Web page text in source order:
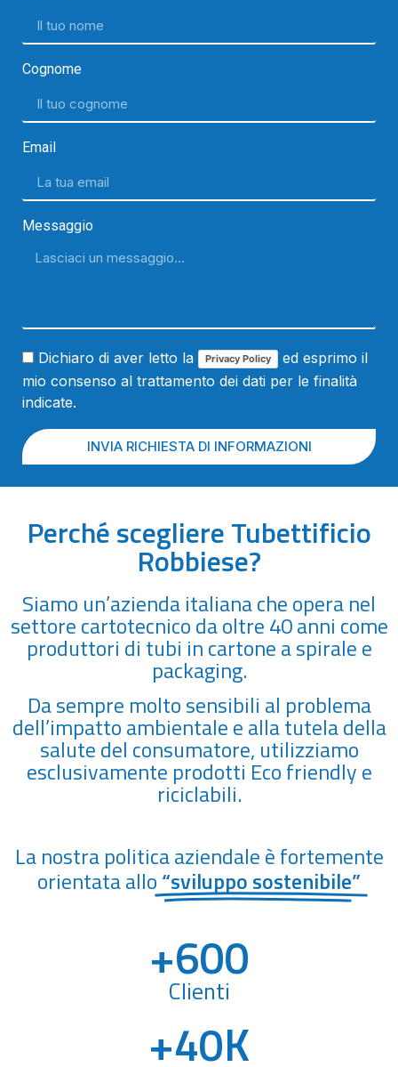
Cognome
Email
Messaggio
Dichiaro di aver letto la Privacy Policy
ed esprimo il
mio consenso al trattamento dei dati per le finalità
indicate.
INVIA RICHIESTA DI INFORMAZIONI
Perché scegliere Tubettificio
Robbiese?
Siamo un’azienda italiana che opera nel
settore cartotecnico da oltre 40 anni come
produttori di tubi in cartone a spirale e
packaging.
Da sempre molto sensibili al problema
dell’impatto ambientale e alla tutela della
salute del consumatore, utilizziamo
esclusivamente prodotti Eco friendly e
riciclabili.
La nostra politica aziendale è fortemente
orientata allo“sviluppo sostenibile”
+600
Clienti
+40K